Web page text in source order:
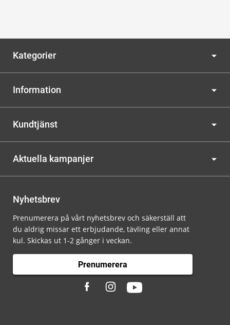
Kategorier
Information
Kundtjänst
Aktuella kampanjer
Nyhetsbrev
Prenumerera på vårt nyhetsbrev och säkerställ att
du aldrig missar ett erbjudande, tävling eller annat
kul. Skickas ut 1-2 gånger i veckan.
Prenumerera